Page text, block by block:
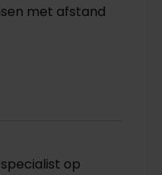
met afstand
op